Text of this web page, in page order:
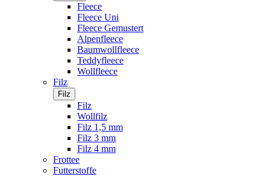
Fleece
Fleece Uni
Fleece Gemustert
Alpenfleece
Baumwollfleece
Teddyfleece
Wollfleece
Filz
Filz
Filz
Wollfilz
Filz 1,5 mm
Filz 3 mm
Filz 4 mm
Frottee
Futterstoffe